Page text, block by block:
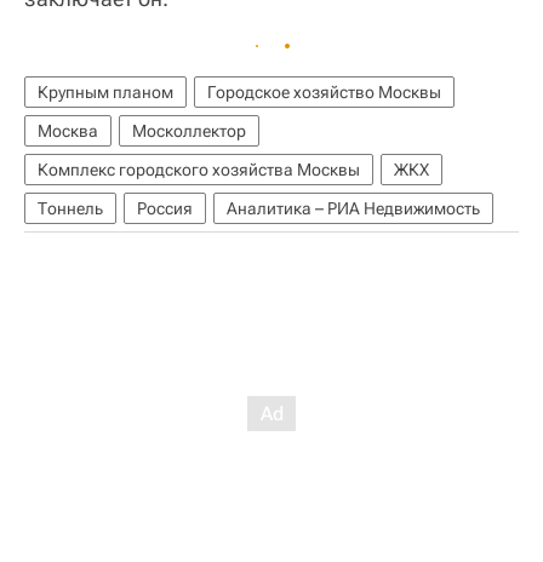
Крупным планом
Городское хозяйство Москвы
Москва
Москоллектор
Комплекс городского хозяйства Москвы
ЖКХ
Тоннель
Россия Аналитика – РИА Недвижимость